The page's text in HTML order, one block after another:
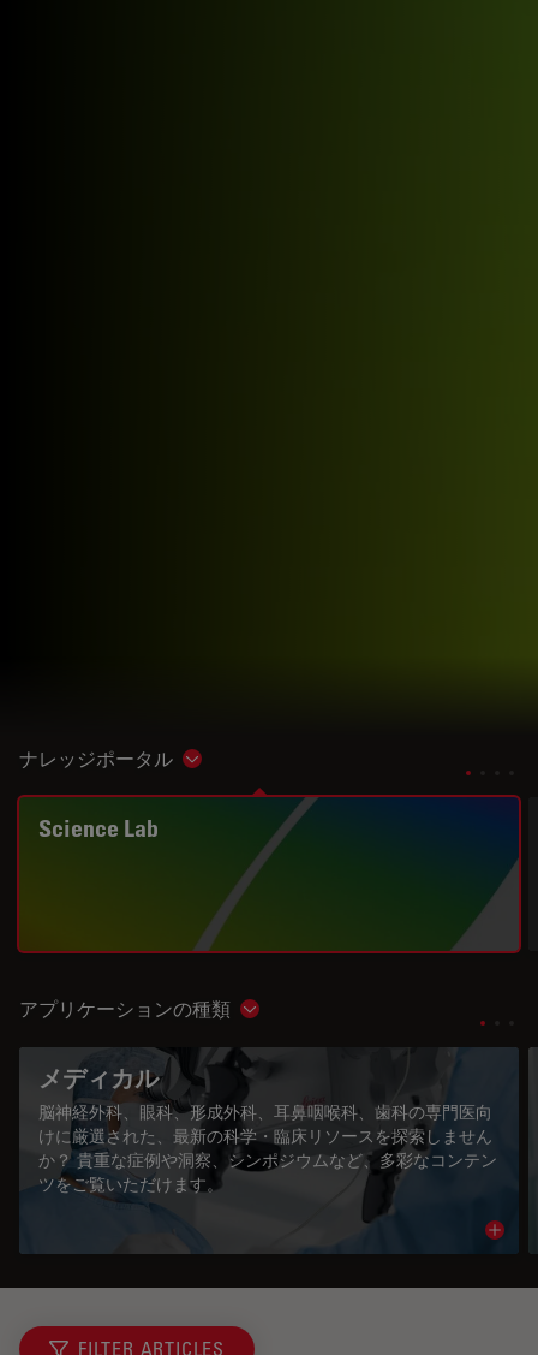
ナレッジポータル Show subnavigation
Science Lab
アプリケーションの種類 Show subnavigation
メディカル
脳神経外科、眼科、形成外科、耳鼻咽喉科、歯科の専門医向
けに厳選された、最新の科学・臨床リソースを探索しません
か？ 貴重な症例や洞察、シンポジウムなど、多彩なコンテン
ツをご覧いただけます。
FILTER ARTICLES